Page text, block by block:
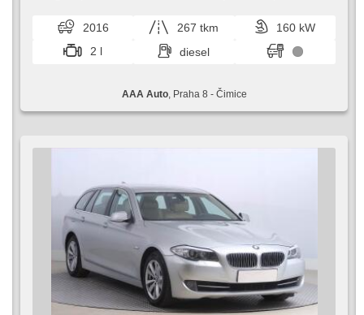
parkowania, wspomaganie układu kierowniczego, el.
opuszczane szyby, relingi dachowe, szyberdach, radio
fabryczne, automat, napęd 4x4
2016 267 tkm
160 kW
2 l
diesel
AAA Auto, Praha 8 - Čimice